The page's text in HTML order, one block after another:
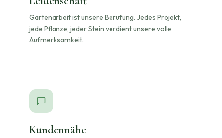
Gartenarbeit ist unsere Berufung. Jedes Projekt,
jede Pflanze, jeder Stein verdient unsere volle
Aufmerksamkeit.
Kundennähe